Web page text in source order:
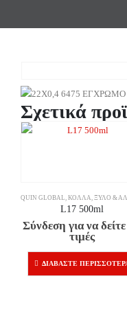
Σχετικά
QUIN GLOBAL, ΚΌΛΛΑ, ΞΎΛΟ & ΆΛΛΑ
L17 500ml
Σύνδεση για να δείτε
τιμές
ΔΙΑΒΆΣΤΕ